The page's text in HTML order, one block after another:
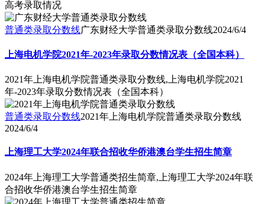
高考录取情况
普通类录取分数线广东财经大学普通类录取分数线2024/6/4
上海电机学院2021年-2023年录取分数情况表（全国本科）
2021年上海电机学院普通类录取分数线,上海电机学院2021
年-2023年录取分数情况表（全国本科）
普通类录取分数线2021年上海电机学院普通类录取分数线
2024/6/4
上海理工大学2024年联合招收华侨港澳台学生招生简章
2024年上海理工大学普通类招生简章,上海理工大学2024年联
合招收华侨港澳台学生招生简章